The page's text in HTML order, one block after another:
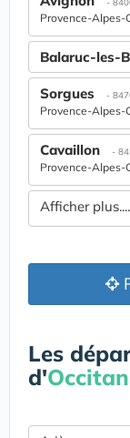
Provence-Alpes-
Balaruc-les-
Sorgues -
Provence-Alpes-
Cavaillon -
Provence-Alpes-
Afficher plus....
Les
d'